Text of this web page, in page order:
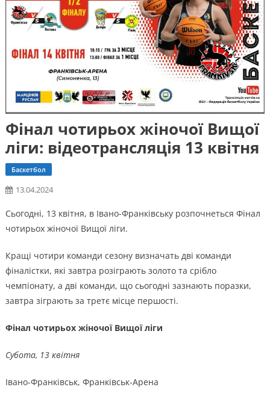
Фінал чотирьох жіночої Вищої
ліги: відеотрансляція 13 квітня
Баскетбол
13.04.2024
Сьогодні, 13 квітня, в Івано-Франківську розпочнеться Фінал
чотирьох жіночої Вищої ліги.
Кращі чотири команди сезону визначать дві команди
фіналістки, які завтра розіграють золото та срібло
чемпіонату, а дві команди, що сьогодні зазнають поразки,
завтра зіграють за третє місце першості.
Фінал чотирьох жіночої Вищої ліги
Субота, 13 квітня
Івано-Франківськ, Франківськ-Арена